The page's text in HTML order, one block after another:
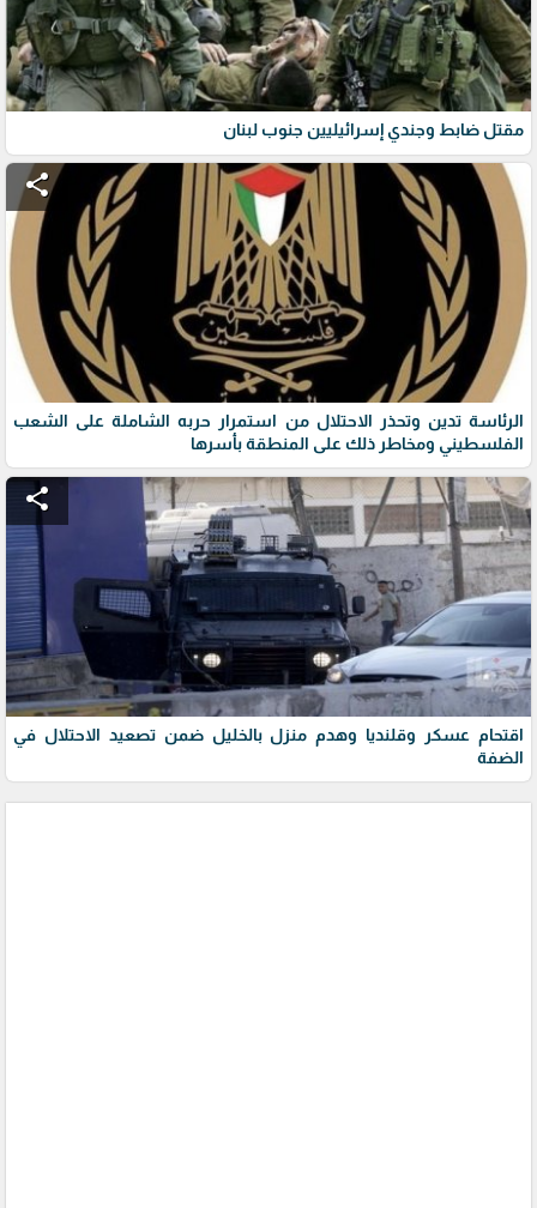
مقتل ضابط وجندي إسرائيليين جنوب لبنان
share
الرئاسة تدين وتحذر الاحتلال من استمرار حربه الشاملة على الشعب
الفلسطيني ومخاطر ذلك على المنطقة بأسرها
share
اقتحام عسكر وقلنديا وهدم منزل بالخليل ضمن تصعيد الاحتلال في
الضفة